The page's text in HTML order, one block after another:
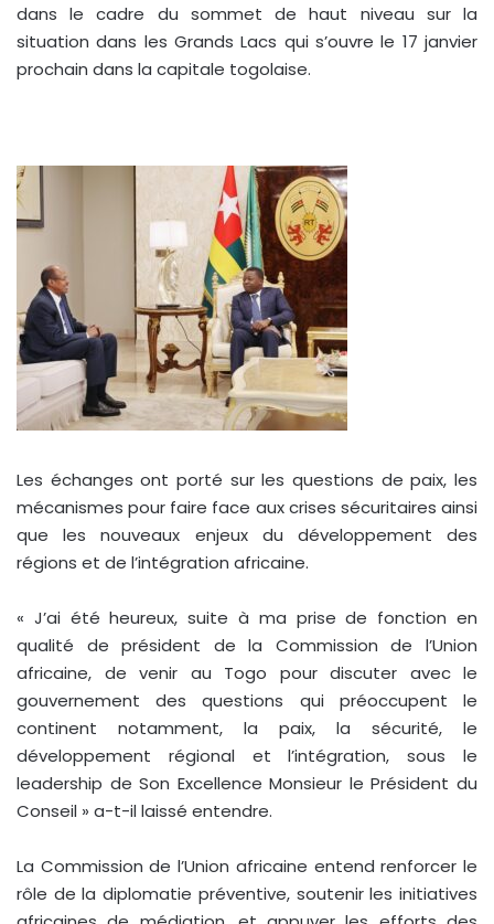
dans le cadre du sommet de haut niveau sur la
situation dans les Grands Lacs qui s’ouvre le 17 janvier
prochain dans la capitale togolaise.
Les échanges ont porté sur les questions de paix, les
mécanismes pour faire face aux crises sécuritaires ainsi
que les nouveaux enjeux du développement des
régions et de l’intégration africaine.
« J’ai été heureux, suite à ma prise de fonction en
qualité de président de la Commission de l’Union
africaine, de venir au Togo pour discuter avec le
gouvernement des questions qui préoccupent le
continent notamment, la paix, la sécurité, le
développement régional et l’intégration, sous le
leadership de Son Excellence Monsieur le Président du
Conseil » a-t-il laissé entendre.
La Commission de l’Union africaine entend renforcer le
rôle de la diplomatie préventive, soutenir les initiatives